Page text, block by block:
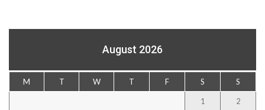
August 2026
M T W T F S S
1 2